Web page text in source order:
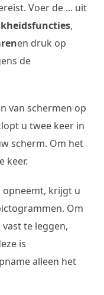
Voer de ... uit
,
en druk op
de
van schermen op
u twee keer in
scherm. Om het
keer.
opneemt, krijgt u
Om
te leggen,
is
alleen het